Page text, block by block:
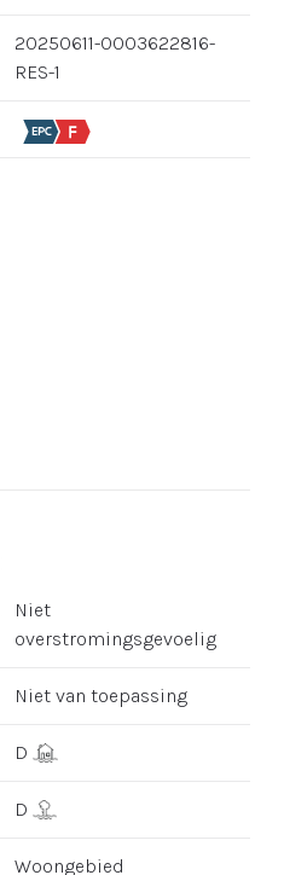
20250611-0003622816-
RES-1
Niet
overstromingsgevoelig
Niet van toepassing
D
D
Woongebied